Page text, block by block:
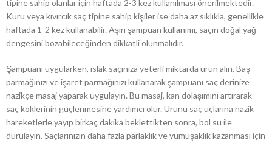
tipine sahip olanlar için haftada 2-3 kez kullanılması önerilmektedir.
Kuru veya kıvırcık saç tipine sahip kişiler ise daha az sıklıkla, genellikle
haftada 1-2 kez kullanabilir. Aşırı şampuan kullanımı, saçın doğal yağ
dengesini bozabileceğinden dikkatli olunmalıdır.
Şampuanı uygularken, ıslak saçınıza yeterli miktarda ürün alın. Baş
parmağınızı ve işaret parmağınızı kullanarak şampuanı saç derinize
nazikçe masaj yaparak uygulayın. Bu masaj, kan dolaşımını artırarak
saç köklerinin güçlenmesine yardımcı olur. Ürünü saç uçlarına nazik
hareketlerle yayıp birkaç dakika beklettikten sonra, bol su ile
durulayın. Saçlarınızın daha fazla parlaklık ve yumuşaklık kazanması için